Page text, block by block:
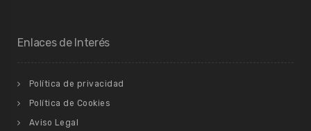
Enlaces de Interés
Política de privacidad
Política de Cookies
Aviso Legal